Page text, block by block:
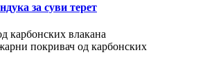
за суви терет